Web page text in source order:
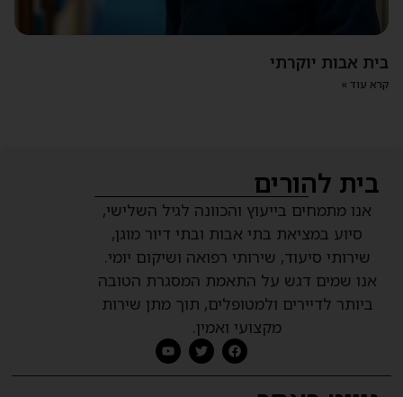
בית אבות יוקרתי
קרא עוד »
בית להורים
אנו מתמחים בייעוץ והכוונה לגיל השלישי,
סיוע במציאת בתי אבות ובתי דיור מוגן,
שירותי סיעוד, שירותי רפואה ושיקום יומי.
אנו שמים דגש על התאמת המסגרת הטובה
ביותר לדיירים ולמטופלים, תוך מתן שירות
מקצועי ואמין.